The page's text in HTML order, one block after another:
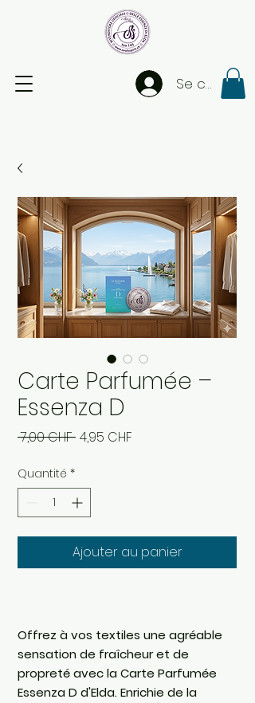
Se
Carte Parfumée –
Essenza D
7,00 CHF Prix
4,95 CHF
Quantité *
Ajouter au panier
Offrez à vos textiles une agréable
sensation de fraîcheur et de
propreté avec la Carte Parfumée
Essenza D d'Elda. Enrichie de la